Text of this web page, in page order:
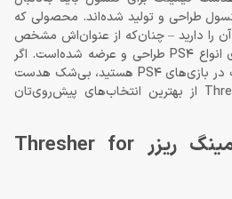
طراحی و تولید شده‌اند. محصولی که
را دارید – چنان‌که از عنوان‌اش مشخص
است – به‌شکل اختصاصی برای انواع PS4 طراحی و عرضه شده‌است. اگر
به‌دنبال صدایی فراگیر و جذاب در بازی‌های PS4 هستید، بی‌شک هدست
گیمینگ ریزر Thresher for PS4 از بهترین انتخاب‌های پیش‌روی‌تان
بررسی هدست گیمینگ ریزر Thresher for